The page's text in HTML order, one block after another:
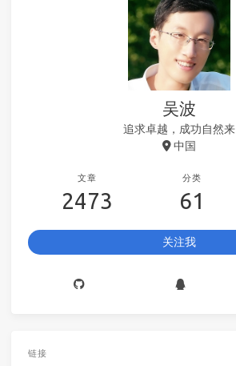
吴波
追求卓越，成功自然来
中国
文章
2473
分类
61
关注我
链接